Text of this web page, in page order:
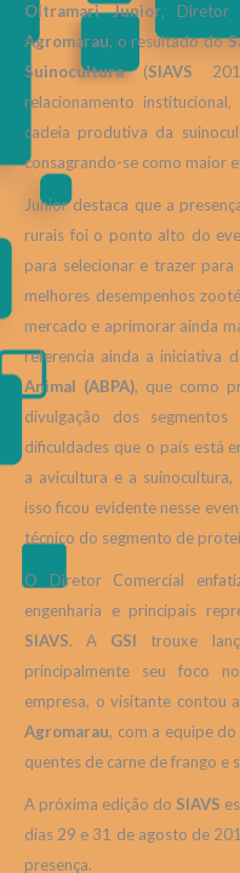
Oltramari Junior, Diretor
Agromarau, o resultado do
Suinocultura(SIAVS
relacionamento institucional,
cadeia produtiva da
consagrando-se como maior
Junior destaca que a
rurais foi o ponto alto do
para selecionar e trazer
melhores desempenhos
mercado e aprimorar ainda
referencia ainda a iniciativa
Animal (ABPA), que como
divulgação dos
dificuldades que o país está
a avicultura e a
isso ficou evidente nesse
técnico do segmento de
O Diretor Comercial
engenharia e principais
SIAVS. A GSI trouxe
principalmente seu foco
empresa, o visitante contou
Agromarau, com a equipe do
quentes de carne de frango e
A próxima edição do SIAVS
dias 29 e 31 de agosto de
presença.